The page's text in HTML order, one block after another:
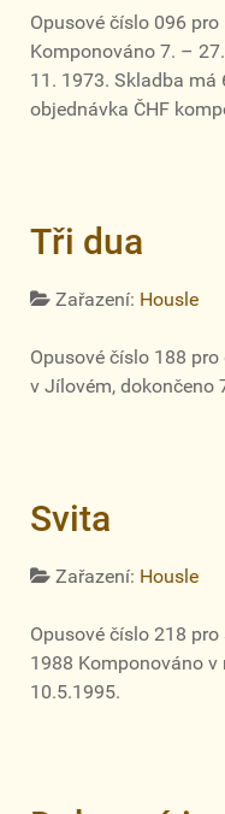
Opusové číslo 096
Komponováno 7. – 27.
11. 1973. Skladba
objednávka ČHF
Tři dua
Zařazení: Housle
Opusové číslo 188
v Jílovém, dokončeno
Svita
Zařazení: Housle
Opusové číslo 218
1988 Komponováno v
10.5.1995.